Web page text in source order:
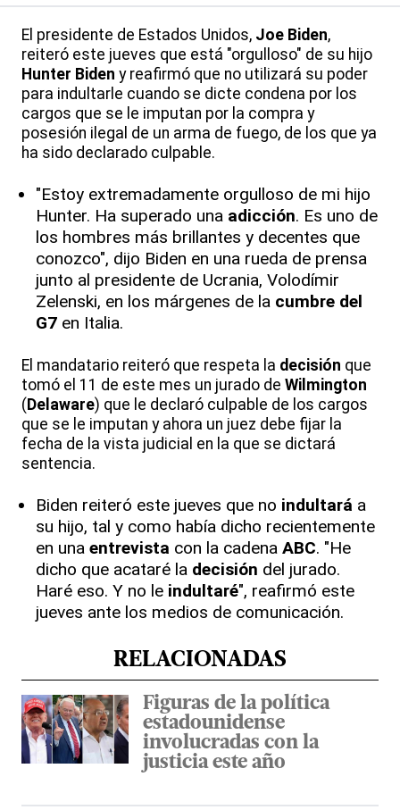
El presidente de Estados Unidos, Joe Biden,
reiteró este jueves que está "orgulloso" de su hijo
Hunter Biden y reafirmó que no utilizará su poder
para indultarle cuando se dicte condena por los
cargos que se le imputan por la compra y
posesión ilegal de un arma de fuego, de los que ya
ha sido declarado culpable.
"Estoy extremadamente orgulloso de mi hijo
Hunter. Ha superado una adicción. Es uno de
los hombres más brillantes y decentes que
conozco", dijo Biden en una rueda de prensa
junto al presidente de Ucrania, Volodímir
Zelenski, en los márgenes de la cumbre del
G7 en Italia.
El mandatario reiteró que respeta la decisión que
tomó el 11 de este mes un jurado de Wilmington
( Delaware) que le declaró culpable de los cargos
que se le imputan y ahora un juez debe fijar la
fecha de la vista judicial en la que se dictará
sentencia.
Biden reiteró este jueves que no indultará a
su hijo, tal y como había dicho recientemente
en una entrevista con la cadena ABC. "He
dicho que acataré la decisión del jurado.
Haré eso. Y no le indultaré", reafirmó este
jueves ante los medios de comunicación.
RELACIONADAS
Figuras de la política
estadounidense
involucradas con la
justicia este año